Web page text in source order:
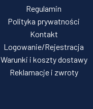
Regulamin
Polityka prywatności
Kontakt
Logowanie/Rejestracja
Warunki i koszty dostawy
Reklamacje i zwroty